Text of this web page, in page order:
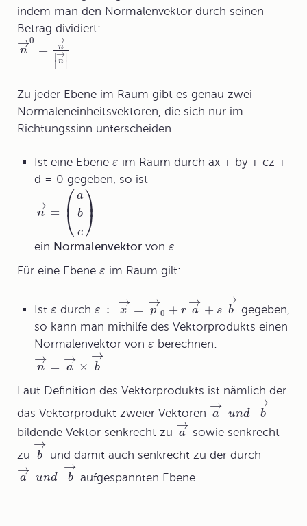
indem man den Normalenvektor durch seinen
Betrag dividiert:
n
→0
= n
→
∣
∣ n
→∣
∣
Zu jeder Ebene im Raum gibt es genau zwei
Normaleneinheitsvektoren, die sich nur im
Richtungssinn unterscheiden.
Ist eine Ebene ε im Raum durch ax + by + cz +
d = 0 gegeben, so ist
n
→ = ⎛
⎝
⎜ a
b
c
⎞
⎠⎟
ein Normalenvektor von ε.
Für eine Ebene ε im Raum gilt:
Ist ε durchε : x
→ = p
→
0 + r a
→ + s b
→
gegeben,
so kann man mithilfe des Vektorprodukts einen
Normalenvektor von ε berechnen:
n
→ = a
→ × b
→
Laut Definition des Vektorprodukts ist nämlich der
das Vektorprodukt zweier Vektoren
a
→
und b
→
bildende Vektor senkrecht zu a
→
sowie senkrecht
zu
b
→
und damit auch senkrecht zu der durch
a
→
und b
→
aufgespannten Ebene.